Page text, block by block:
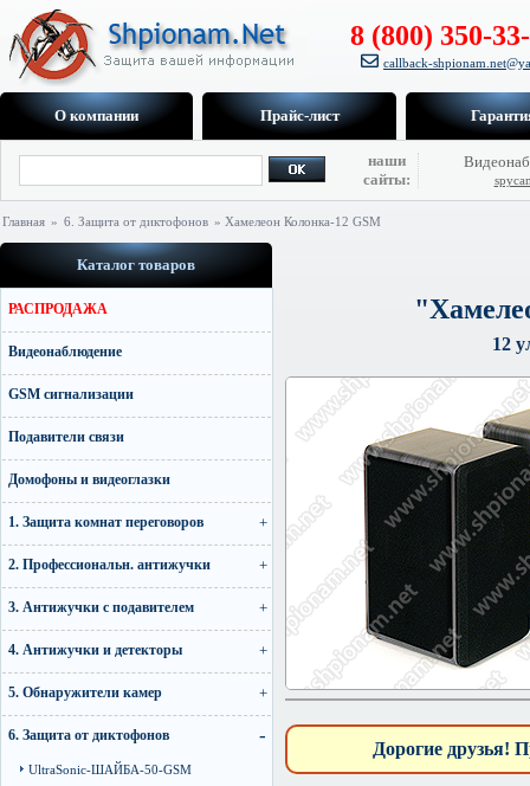
8 (800) 350-
callback-
О компании Прайс-лист
наши
сайты:
Главная » 6. Защита от диктофонов » Хамелеон Колонка-12 GSM
Каталог товаров
РАСПРОДАЖА
Видеонаблюдение
GSM сигнализации
Подавители связи
Домофоны и видеоглазки
1. Защита комнат переговоров
2. Профессиональн. антижучки
3. Антижучки с подавителем
4. Антижучки и детекторы
5. Обнаружители камер
6. Защита от диктофонов
UltraSonic-ШАЙБА-50-GSM
12
Дорогие друзья!